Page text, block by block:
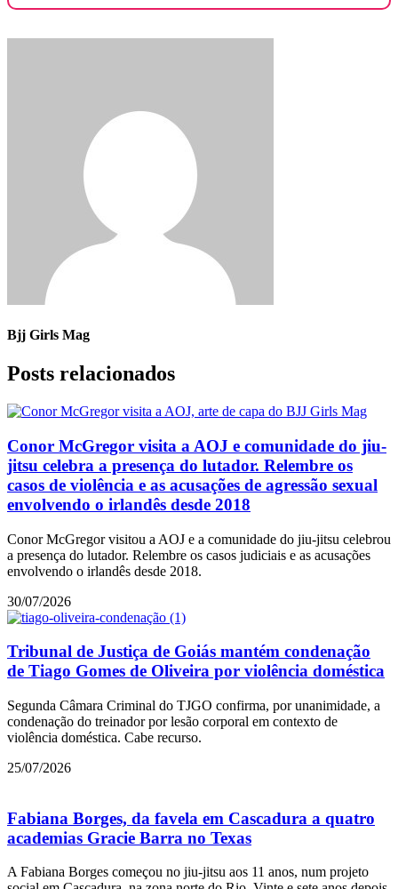
Bjj Girls Mag
Posts relacionados
Conor McGregor visita a AOJ e comunidade do jiu-
jitsu celebra a presença do lutador. Relembre os
casos de violência e as acusações de agressão sexual
envolvendo o irlandês desde 2018
Conor McGregor visitou a AOJ e a comunidade do jiu-jitsu celebrou
a presença do lutador. Relembre os casos judiciais e as acusações
envolvendo o irlandês desde 2018.
30/07/2026
Tribunal de Justiça de Goiás mantém condenação
de Tiago Gomes de Oliveira por violência doméstica
Segunda Câmara Criminal do TJGO confirma, por unanimidade, a
condenação do treinador por lesão corporal em contexto de
violência doméstica. Cabe recurso.
25/07/2026
Fabiana Borges, da favela em Cascadura a quatro
academias Gracie Barra no Texas
A Fabiana Borges começou no jiu-jitsu aos 11 anos, num projeto